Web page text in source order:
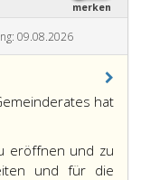
merken
09.08.2026
hat
eröffnen und zu
und für die